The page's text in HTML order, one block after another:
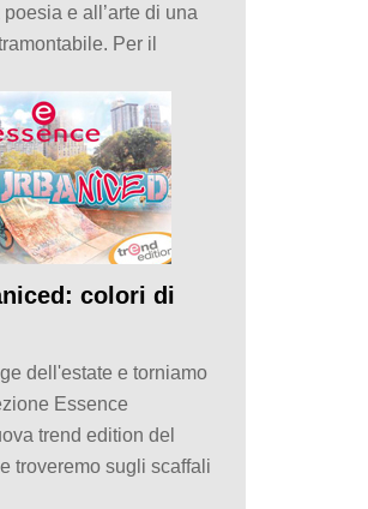
e all’arte di una
Per il
colori di
dell'estate e torniamo
Essence
trend edition del
troveremo sugli scaffali